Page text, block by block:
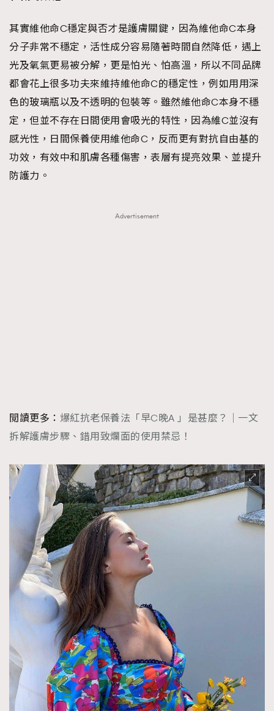
AFrenchMind
DressLikeAParisienne
EmpowerF
FashionWeek FigaroAesthetic
其實維他命C穩定與否才是護膚關鍵，因為維他命C本身
分子非常不穩定，活性成分容易隨著時間自然降低，遇上
光及氧氣更易被分解，更是怕光、怕高溫，所以不同品牌
都會花上很多功夫來維持維他命C的穩定性，例如用用深
色的玻璃瓶以及不透明的包裝等。雖然維他命C本身不穩
定，但並不存在日間使用會吸光的特性，因為維C並沒有
感光性，日間保養使用維他命C，反而更有對抗自由基的
功效，有效中和肌膚各種傷害，表層有提亮效果、並提升
防護力。
Advertisement
閲讀更多： 爆紅抗老保養法「早C晚A 」是甚麼？｜一文
拆解護膚步驟、錯用致爛面的使用禁忌！